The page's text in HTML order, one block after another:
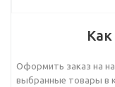
Оформить заказ на
выбранные товары в